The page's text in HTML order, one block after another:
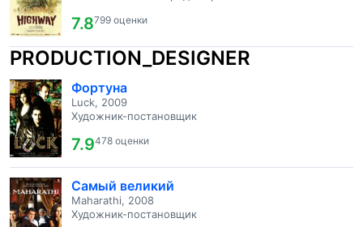
7.8799 оценки
PRODUCTION_DESIGNER
Фортуна
Luck, 2009
Художник-постановщик
7.9478 оценки
Самый великий
Maharathi, 2008
Художник-постановщик